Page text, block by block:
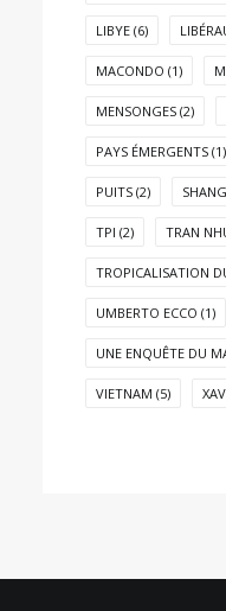
LIBYE (6)
MACONDO (1)
MENSONGES (2)
PAYS ÉMERGENTS (1)
PUITS (2)
TPI (2) TRAN
TROPICALISATION
UMBERTO ECCO (1)
UNE ENQUÊTE DU
VIETNAM (5)